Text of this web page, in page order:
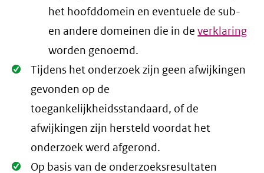
het hoofddomein en eventuele de sub-
en andere domeinen die in deverklaring
worden genoemd.
Oké.
Tijdens het onderzoek zijn geen afwijkingen
gevonden op de
toegankelijkheidsstandaard, of de
afwijkingen zijn hersteld voordat het
onderzoek werd afgerond.
Oké.
Op basis van de onderzoeksresultaten